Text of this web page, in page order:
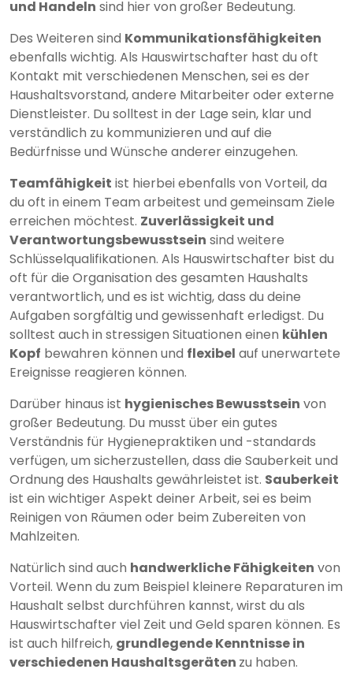
und Handeln sind hier von großer Bedeutung.
Des Weiteren sind Kommunikationsfähigkeiten
ebenfalls wichtig. Als Hauswirtschafter hast du oft
Kontakt mit verschiedenen Menschen, sei es der
Haushaltsvorstand, andere Mitarbeiter oder externe
Dienstleister. Du solltest in der Lage sein, klar und
verständlich zu kommunizieren und auf die
Bedürfnisse und Wünsche anderer einzugehen.
Teamfähigkeit ist hierbei ebenfalls von Vorteil, da
du oft in einem Team arbeitest und gemeinsam Ziele
erreichen möchtest. Zuverlässigkeit und
Verantwortungsbewusstsein sind weitere
Schlüsselqualifikationen. Als Hauswirtschafter bist du
oft für die Organisation des gesamten Haushalts
verantwortlich, und es ist wichtig, dass du deine
Aufgaben sorgfältig und gewissenhaft erledigst. Du
solltest auch in stressigen Situationen einen kühlen
Kopf bewahren können und flexibel auf unerwartete
Ereignisse reagieren können.
Darüber hinaus ist hygienisches Bewusstsein von
großer Bedeutung. Du musst über ein gutes
Verständnis für Hygienepraktiken und -standards
verfügen, um sicherzustellen, dass die Sauberkeit und
Ordnung des Haushalts gewährleistet ist. Sauberkeit
ist ein wichtiger Aspekt deiner Arbeit, sei es beim
Reinigen von Räumen oder beim Zubereiten von
Mahlzeiten.
Natürlich sind auch handwerkliche Fähigkeiten von
Vorteil. Wenn du zum Beispiel kleinere Reparaturen im
Haushalt selbst durchführen kannst, wirst du als
Hauswirtschafter viel Zeit und Geld sparen können. Es
ist auch hilfreich, grundlegende Kenntnisse in
verschiedenen Haushaltsgeräten zu haben.